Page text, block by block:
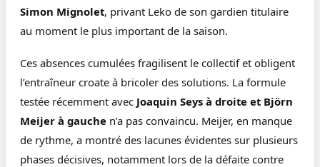
Simon Mignolet, privant Leko de son gardien titulaire
au moment le plus important de la saison.
Ces absences cumulées fragilisent le collectif et obligent
l’entraîneur croate à bricoler des solutions. La formule
testée récemment avec Joaquin Seys à droite et Björn
Meijer à gauchen’a pas convaincu. Meijer, en manque
de rythme, a montré des lacunes évidentes sur plusieurs
phases décisives, notamment lors de la défaite contre